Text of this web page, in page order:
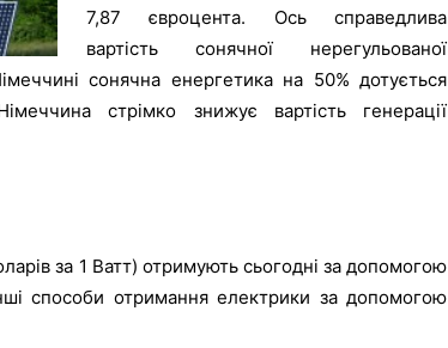
7,87 євроцента. Ось справедлива
вартість сонячної нерегульованої
сонячна енергетика на 50% дотується
стрімко знижує вартість генерації
за 1 Ватт) отримують сьогодні за допомогою
способи отримання електрики за допомогою